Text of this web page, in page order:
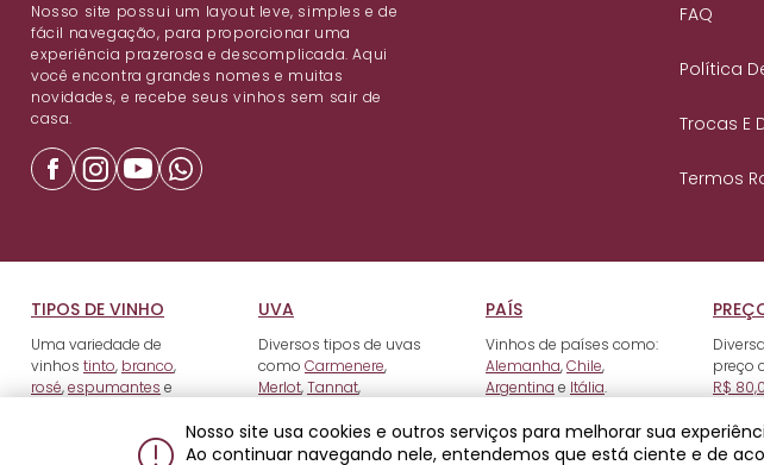
Nosso site possui um layout leve, simples e de
fácil navegação, para proporcionar uma
experiência prazerosa e descomplicada. Aqui
você encontra grandes nomes e muitas
novidades, e recebe seus vinhos sem sair de
casa.
FAQ
Política
Trocas E
Termos
TIPOS DE VINHO
Uma variedade de
vinhos tinto, branco,
rosé,espumantes e
UVA
Diversos tipos de uvas
como Carmenere,
Merlot,Tannat,
PAÍS
Vinhos de países como:
Alemanha,Chile,
Argentina e Itália.
preço
R$
Nosso site usa cookies e outros serviços para melhorar sua
Ao continuar navegando nele, entendemos que está ciente e de